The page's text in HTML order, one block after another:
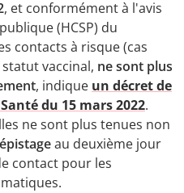
, et conformément à l'avis
(HCSP) du
contacts à risque (cas
vaccinal, ne sont plus
, indique un décret de
du 15 mars 2022.
ne sont plus tenues non
au deuxième jour
contact pour les